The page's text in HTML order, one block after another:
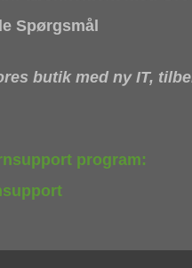
Spørgsmål
butik med ny IT,
program: